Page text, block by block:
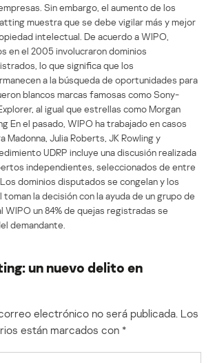
Sin embargo, el aumento de los
muestra que se debe vigilar más y mejor
intelectual. De acuerdo a WIPO,
en el 2005 involucraron dominios
lo que significa que los
a la búsqueda de oportunidades para
blancos marcas famosas como Sony-
al igual que estrellas como Morgan
En el pasado, WIPO ha trabajado en casos
Madonna, Julia Roberts, JK Rowling y
UDRP incluye una discusión realizada
independientes, seleccionados de entre
dominios disputados se congelan y los
la decisión con la ayuda de un grupo de
WIPO un 84% de quejas registradas se
demandante.
un nuevo delito en
electrónico no será publicada. Los
están marcados con *